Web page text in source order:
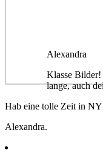
Alexandra
Klasse
lange, auch
Hab eine tolle Zeit in
Alexandra.